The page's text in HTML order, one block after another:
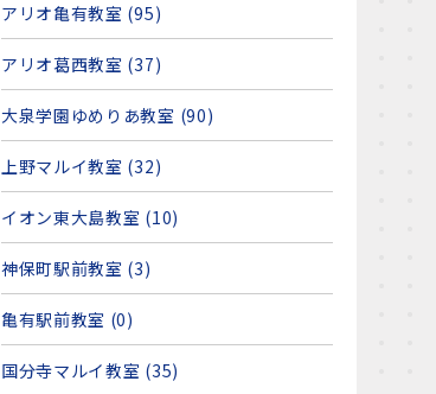
アリオ亀有教室 (95)
アリオ葛西教室 (37)
大泉学園ゆめりあ教室 (90)
上野マルイ教室 (32)
イオン東大島教室 (10)
神保町駅前教室 (3)
亀有駅前教室 (0)
国分寺マルイ教室 (35)